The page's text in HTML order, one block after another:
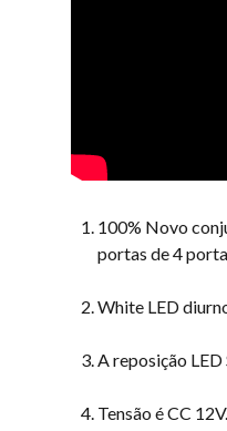
100% Novo
portas de 4
White LED
A reposição
Tensão é CC